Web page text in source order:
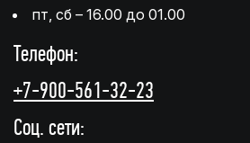
пт, сб – 16.00 до 01.00
Телефон:
+7-900-561-32-23
Соц. сети: